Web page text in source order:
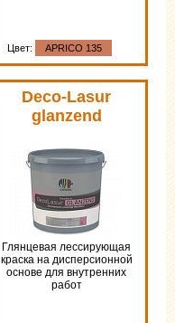
Цвет: APRICO 135
Deco-Lasur
glanzend
Глянцевая лессирующая
краска на дисперсионной
основе для внутренних
работ